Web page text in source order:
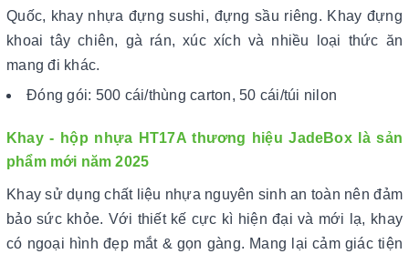
Quốc, khay nhựa đựng sushi, đựng sầu riêng. Khay đựng
khoai tây chiên, gà rán, xúc xích và nhiều loại thức ăn
mang đi khác.
Đóng gói: 500 cái/thùng carton, 50 cái/túi nilon
Khay - hộp nhựa HT17A thương hiệu JadeBox là sản
phẩm mới năm 2025
Khay sử dụng chất liệu nhựa nguyên sinh an toàn nên đảm
bảo sức khỏe. Với thiết kế cực kì hiện đại và mới lạ, khay
có ngoại hình đẹp mắt & gọn gàng. Mang lại cảm giác tiện